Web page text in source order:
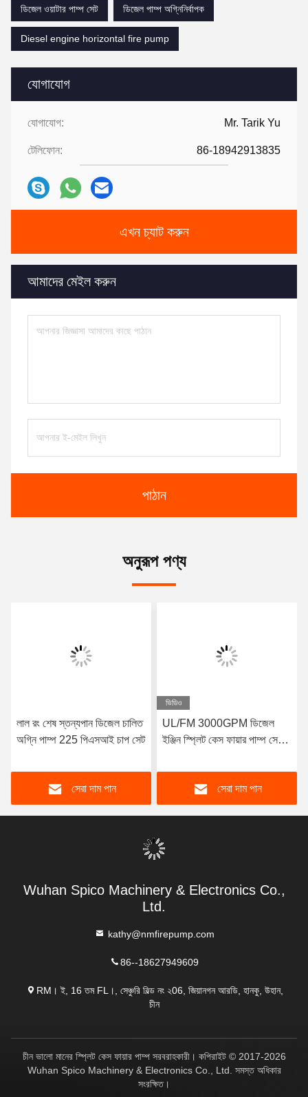
যোগাযোগ
যোগাযোগ: Mr. Tarik Yu
টেলিফোন: 86-18942913835
এখন চ্যাট করুন
আমাদের মেইল করুন
পাঠান
ডিজেল ওয়াটার পাম্প সেট
ডিজেল পাম্প অগ্নিনির্বাপক
Diesel engine horizontal fire pump
অনুরূপ পণ্য
লাল রং শেষ স্তন্যপান ডিজেল চালিত
অগ্নি পাম্প 225 পিএসআই চাপ সেট
সেরা দাম পান
ভিডিও
UL/FM 3000GPM ডিজেল
ইঞ্জিন স্প্লিট কেস ফায়ার পাম্প সেট |
সেরা দাম পান
Wuhan Spico Machinery & Electronics Co.,
Ltd.
kathy@nmfirepump.com
86--18627949609
RM। ই, 16 তম FL।, সেঞ্চুরি বিল্ড নং ২06, জিয়ানগন আরডি, হানকু, উহান,
চীন
চীন ভালো মানের স্প্লিট কেস ফায়ার পাম্প সরবরাহকারী। কপিরাইট © 2017-2026
Wuhan Spico Machinery & Electronics Co., Ltd. সমস্ত অধিকার
সংরক্ষিত।